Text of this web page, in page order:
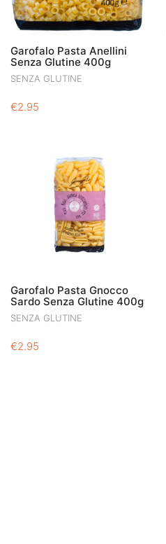
Garofalo Pasta Anellini
Senza Glutine 400g
SENZA GLUTINE
€2.95
Garofalo Pasta Gnocco
Sardo Senza Glutine 400g
SENZA GLUTINE
€2.95